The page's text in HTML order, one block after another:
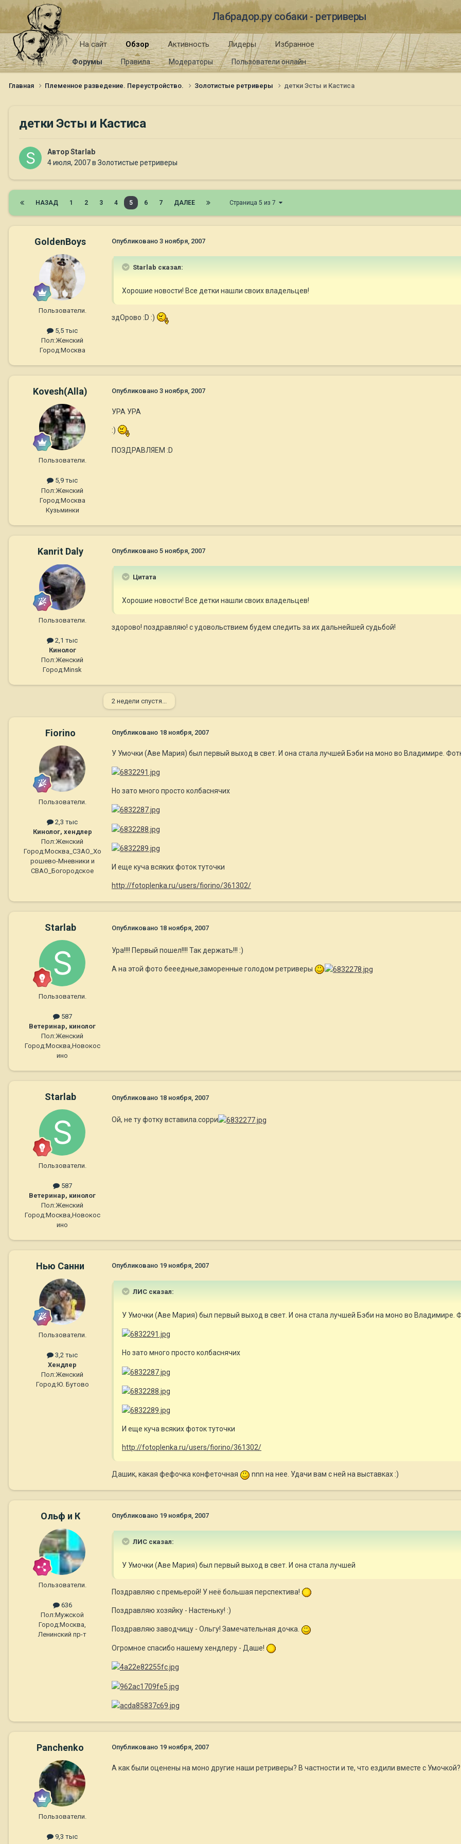
Лабрадор.ру собаки - ретриверы
На сайт Обзор
Форумы Правила Модераторы Пользователи онлайн
Активность Лидеры Избранное
Главная Племенное разведение. Переустройство. Золотистые ретриверы детки Эсты и Кастиса
детки Эсты и Кастиса
АвторStarlab
4 июля, 2007в Золотистые ретриверы
НАЗАД 1 2 3 4 5 6 7 ДАЛЕЕ Страница 5 из 7
GoldenBoys
Пользователи.
5,5 тыс
Пол:Женский
Город:Москва
Опубликовано 3 ноября, 2007
Starlab сказал:
Хорошие новости! Все детки нашли своих владельцев!
здОрово :D :)
Kovesh(Alla)
Пользователи.
5,9 тыс
Пол:Женский
Город:Москва
Кузьминки
Опубликовано 3 ноября, 2007
УРА УРА
:)
ПОЗДРАВЛЯЕМ :D
Kanrit Daly
Пользователи.
2,1 тыс
Кинолог
Пол:Женский
Город:Minsk
Опубликовано 5 ноября, 2007
Цитата
Хорошие новости! Все детки нашли своих владельцев!
здорово! поздравляю! с удовольствием будем следить за их дальнейшей судьбой!
2 недели спустя...
Fiorino
Пользователи.
2,3 тыс
Кинолог, хендлер
Пол:Женский
Город:Москва_СЗАО_Хо
рошево-Мневники и
СВАО_Богородское
Опубликовано 18 ноября, 2007
У Умочки (Аве Мария) был первый выход в свет. И она стала лучшей Бэби на моно во Владимире.
Но зато много просто колбаснячих
И еще куча всяких фоток туточки
http://fotoplenka.ru/users/fiorino/361302/
Starlab
Пользователи.
587
Ветеринар, кинолог
Пол:Женский
Город:Москва,Новокос
ино
Опубликовано 18 ноября, 2007
Ура!!!! Первый пошел!!!! Так держать!!! :)
А на этой фото бееедные,заморенные голодом ретриверы
Starlab
Пользователи.
587
Ветеринар, кинолог
Пол:Женский
Город:Москва,Новокос
ино
Опубликовано 18 ноября, 2007
Ой, не ту фотку вставила.сорри
Нью Санни
Пользователи.
3,2 тыс
Хендлер
Пол:Женский
Город:Ю. Бутово
Опубликовано 19 ноября, 2007
ЛИС сказал:
У Умочки (Аве Мария) был первый выход в свет. И она стала лучшей Бэби на моно во Владимире.
Но зато много просто колбаснячих
И еще куча всяких фоток туточки
http://fotoplenka.ru/users/fiorino/361302/
Дашик, какая фефочка конфеточная nnn на нее. Удачи вам с ней на выставках :)
Ольф и К
Пользователи.
636
Пол:Мужской
Город:Москва,
Ленинский пр-т
Опубликовано 19 ноября, 2007
ЛИС сказал:
У Умочки (Аве Мария) был первый выход в свет. И она стала лучшей
Поздравляю с премьерой! У неё большая перспектива!
Поздравляю хозяйку - Настеньку! :)
Поздравляю заводчицу - Ольгу! Замечательная дочка.
Огромное спасибо нашему хендлеру - Даше!
Panchenko
Пользователи.
9,3 тыс
Опубликовано 19 ноября, 2007
А как были оценены на моно другие наши ретриверы? В частности и те, что ездили вместе с